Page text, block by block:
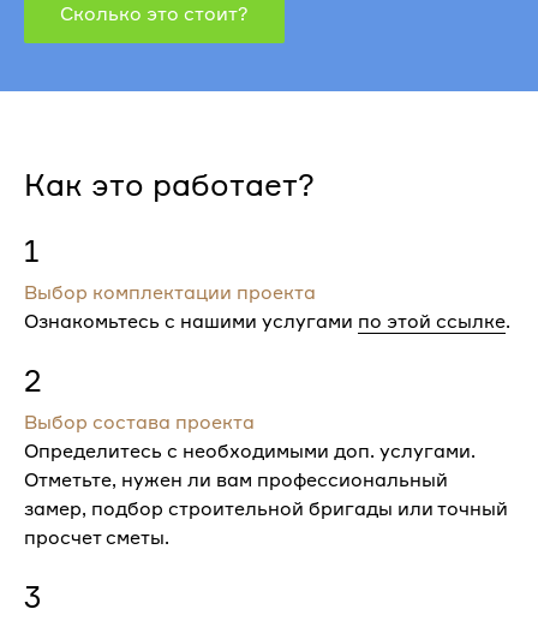
Сколько это стоит?
Как это работает?
1
Выбор комплектации проекта
Ознакомьтесь с нашими услугами по этой ссылке.
2
Выбор состава проекта
Определитесь с необходимыми доп. услугами.
Отметьте, нужен ли вам профессиональный
замер, подбор строительной бригады или точный
просчет сметы.
3